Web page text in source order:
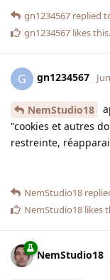
gn1234567 replied
gn1234567 likes this.
G gn1234567
NemStudio18
"cookies et autres
restreinte,
NemStudio18
NemStudio18 likes
NemStudio18